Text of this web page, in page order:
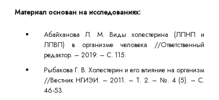
Материал основан на исследованиях:
Абайханова Л. М. Виды холестерина (ЛПНП и
ЛПВП) в организме человека //Ответственный
редактор. – 2019. – С. 115.
Рыбакова Г. В. Холестерин и его влияние на организм
//Вестник НГИЭИ. – 2011. – Т. 2. – №. 4 (5). – С.
46-53.